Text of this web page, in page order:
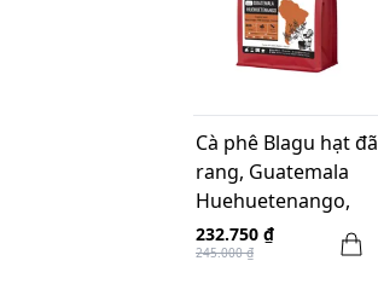
Cà phê Blagu hạt đã
rang, Guatemala
Huehuetenango,
medium 250g
232.750 ₫
245.000 ₫